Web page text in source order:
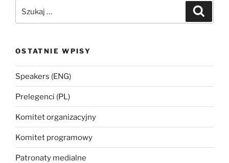
OSTATNIE WPISY
Speakers (ENG)
Prelegenci (PL)
Komitet organizacyjny
Komitet programowy
Patronaty medialne